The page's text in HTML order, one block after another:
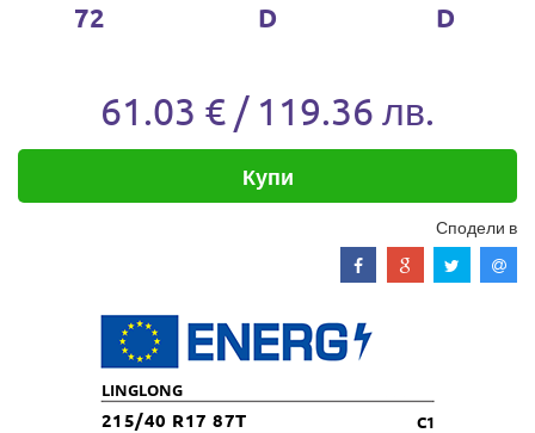
72 D D
61.03 € / 119.36 лв.
Купи
Сподели в
LINGLONG
215/40 R17 87T C1